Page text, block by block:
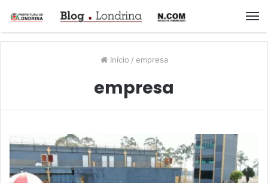
Início / empresa
empresa